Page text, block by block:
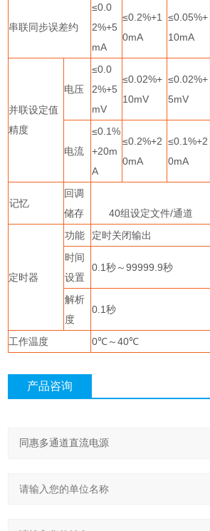
串联同步误差约
≤0.0
2%+5
mA
≤0.2%+1
0mA
≤0.05%+
10mA
并联设定值
精度
电压
≤0.0
2%+5
mV
≤0.02%+
10mV
≤0.02%+
5mV
电流
≤0.1%
+20m
A
≤0.2%+2
0mA
≤0.1%+2
0mA
记忆
回调
储存
40组设定文件/通道
定时器
功能
定时关闭输出
时间
设置
0.1秒～99999.9秒
解析
度
0.1秒
工作温度 0℃～40℃
产品咨询